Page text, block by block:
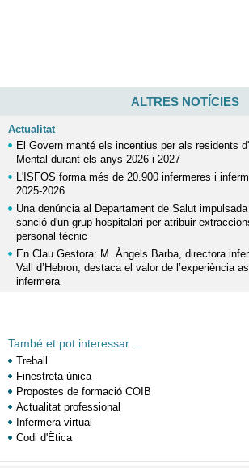
ALTRES NOTÍCIES
Actualitat
El Govern manté els incentius per als residents
Mental durant els anys 2026 i 2027
L'ISFOS forma més de 20.900 infermeres i
2025-2026
Una denúncia al Departament de Salut
sanció d'un grup hospitalari per atribuir
personal tècnic
En Clau Gestora: M. Àngels Barba, directora
Vall d’Hebron, destaca el valor de l’experiència
infermera
També et pot interessar ...
Treball
Finestreta única
Propostes de formació COIB
Actualitat professional
Infermera virtual
Codi d'Ètica